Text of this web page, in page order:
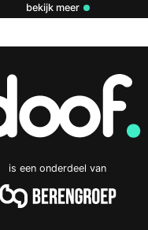
bekijk meer
is een onderdeel van